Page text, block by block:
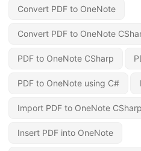
Convert PDF to OneNote
Convert PDF to OneNote
PDF to OneNote CSharp
PDF to OneNote using C#
Import PDF to OneNote CSharp
Insert PDF into OneNote